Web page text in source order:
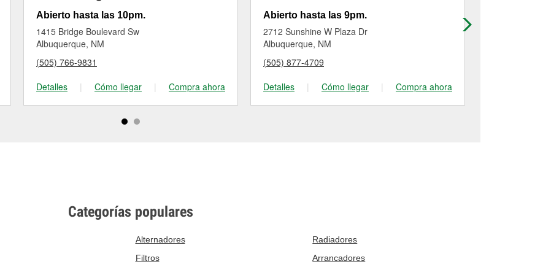
Abierto hasta las 10pm.
1415 Bridge Boulevard Sw
Albuquerque, NM
(505) 766-9831
Detalles
| Cómo llegar | Compra ahora
Abierto hasta las 9pm.
2712 Sunshine W Plaza Dr
Albuquerque, NM
(505) 877-4709
Detalles
| Cómo llegar | Compra ahora
Categorías populares
Alternadores
Radiadores
Filtros Arrancadores